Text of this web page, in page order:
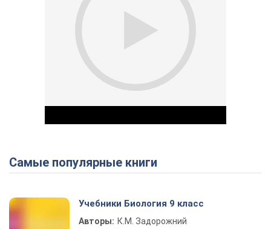
Play Video
Самые популярные книги
Учебники Биология 9 класс
Авторы: К.М. Задорожний